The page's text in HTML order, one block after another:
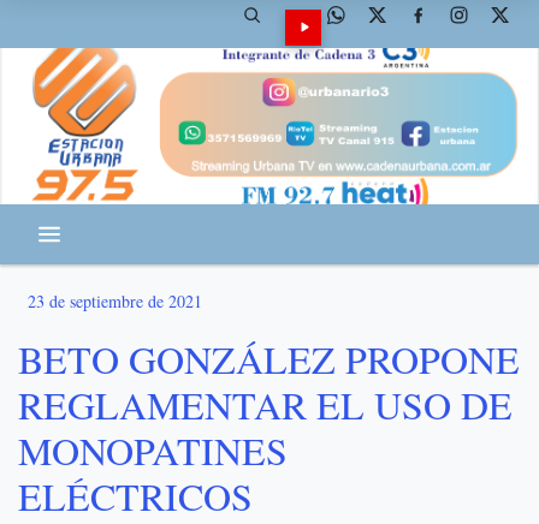
23 de septiembre de 2021
BETO GONZÁLEZ PROPONE
REGLAMENTAR EL USO DE
MONOPATINES
ELÉCTRICOS